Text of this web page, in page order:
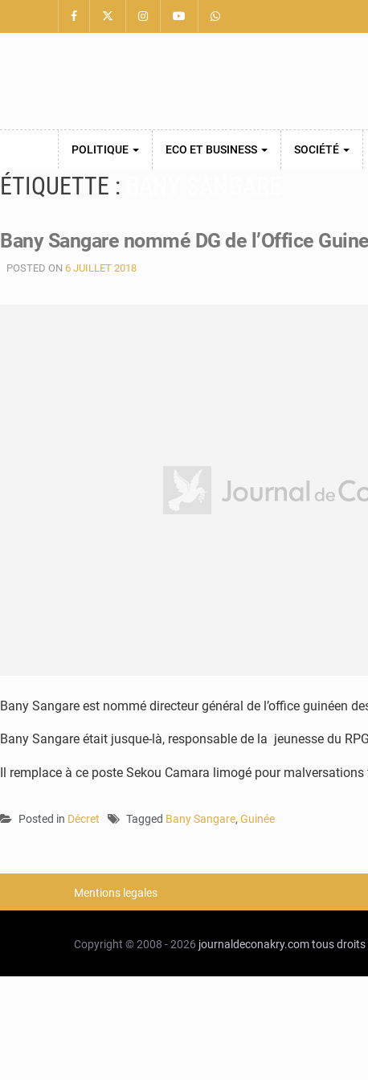
POLITIQUE ECO ET BUSINESS SOCIÉTÉ
ÉTIQUETTE :
Bany Sangare nommé DG de l’Office
POSTED ON 6 JUILLET 2018
Bany Sangare est nommé directeur général de l’office guinéen
Bany Sangare était jusque-là, responsable de la jeunesse du
Il remplace à ce poste Sekou Camara limogé pour malversations
Posted in Décret Tagged Bany Sangare, Guinée
Mentions legales
Copyright © 2008 - 2026 journaldeconakry.comtous droits